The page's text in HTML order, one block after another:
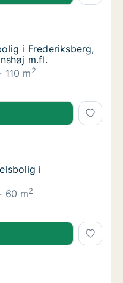
i Frederiksberg,
i Frederiksberg,
i Frederiksberg,
m.fl.
110 m2
i Frederiksberg,
Nørrebro
i Storkøbenhavn
i Storkøbenhavn
i
60 m2
i Storkøbenhavn
i Valby, Rødovre